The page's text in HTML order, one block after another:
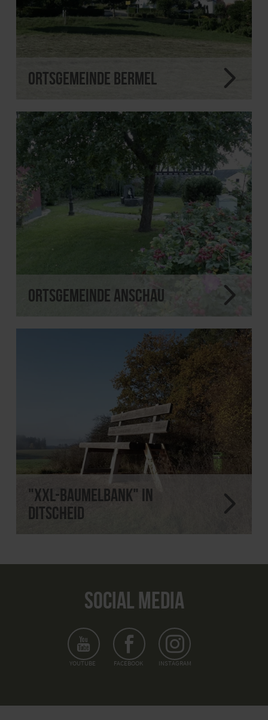
Ortsgemeinde Bermel
Ortsgemeinde Anschau
"XXL-Baumelbank" in
Ditscheid
SOCIAL MEDIA
YOUTUBE FACEBOOK INSTAGRAM